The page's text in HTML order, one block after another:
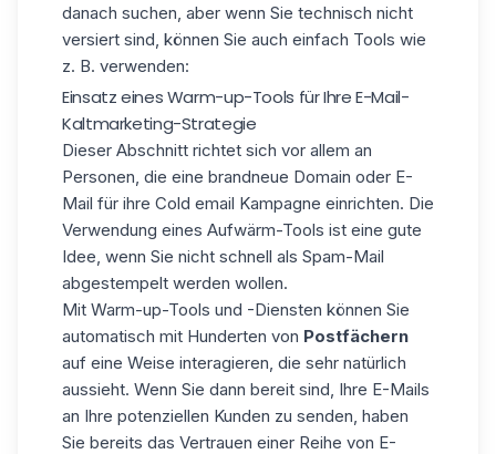
danach suchen, aber wenn Sie technisch nicht
versiert sind, können Sie auch einfach Tools wie
z. B. verwenden:
Einsatz eines Warm-up-Tools für Ihre E-Mail-
Kaltmarketing-Strategie
Dieser Abschnitt richtet sich vor allem an
Personen, die eine brandneue Domain oder E-
Mail für ihre Cold email Kampagne einrichten. Die
Verwendung eines Aufwärm-Tools ist eine gute
Idee, wenn Sie nicht schnell als Spam-Mail
abgestempelt werden wollen.
Mit Warm-up-Tools und -Diensten können Sie
automatisch mit Hunderten von Postfächern
auf eine Weise interagieren, die sehr natürlich
aussieht. Wenn Sie dann bereit sind, Ihre E-Mails
an Ihre potenziellen Kunden zu senden, haben
Sie bereits das Vertrauen einer Reihe von E-